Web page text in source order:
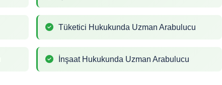
Tüketici Hukukunda Uzman Arabulucu
İnşaat Hukukunda Uzman Arabulucu